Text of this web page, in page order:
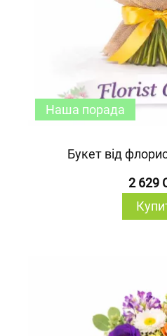
Букет від
2 629
Наша порада